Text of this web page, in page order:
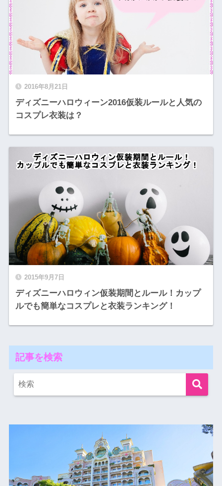
2016年8月21日
ディズニーハロウィーン2016仮装ルールと人気の
コスプレ衣装は？
2015年9月7日
ディズニーハロウィン仮装期間とルール！カップ
ルでも簡単なコスプレと衣装ランキング！
記事を検索